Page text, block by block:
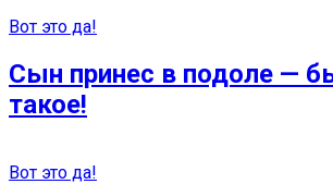
Вот это да!
Сын принес в подоле —
такое!
Вот это да!